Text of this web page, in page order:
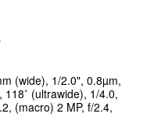
(wide), 1/2.0", 0.8µm,
118˚ (ultrawide), 1/4.0,
(macro) 2 MP, f/2.4,